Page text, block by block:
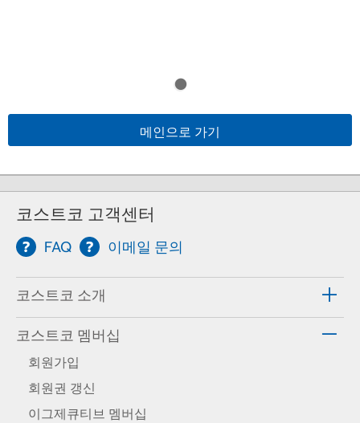
메인으로 가기
코스트코 고객센터
FAQ 이메일 문의
코스트코 소개
코스트코 멤버십
회원가입
회원권 갱신
이그제큐티브 멤버십